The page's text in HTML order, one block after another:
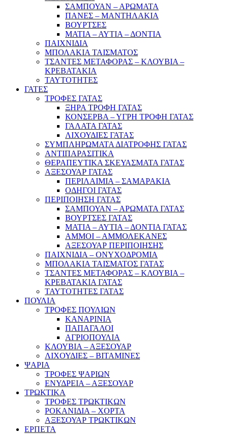
ΣΑΜΠΟΥΑΝ – ΑΡΩΜΑΤΑ
ΠΑΝΕΣ – ΜΑΝΤΗΛΑΚΙΑ
ΒΟΥΡΤΣΕΣ
ΜΑΤΙΑ – ΑΥΤΙΑ – ΔΟΝΤΙΑ
ΠΑΙΧΝΙΔΙΑ
ΜΠΟΛΑΚΙΑ ΤΑΙΣΜΑΤΟΣ
ΤΣΑΝΤΕΣ ΜΕΤΑΦΟΡΑΣ – ΚΛΟΥΒΙΑ –
ΚΡΕΒΑΤΑΚΙΑ
ΤΑΥΤΟΤΗΤΕΣ
ΓΑΤΕΣ
ΤΡΟΦΕΣ ΓΑΤΑΣ
ΞΗΡΑ ΤΡΟΦΗ ΓΑΤΑΣ
ΚΟΝΣΕΡΒΑ – ΥΓΡΗ ΤΡΟΦΗ ΓΑΤΑΣ
ΓΑΛΑΤΑ ΓΑΤΑΣ
ΛΙΧΟΥΔΙΕΣ ΓΑΤΑΣ
ΣΥΜΠΛΗΡΩΜΑΤΑ ΔΙΑΤΡΟΦΗΣ ΓΑΤΑΣ
ΑΝΤΙΠΑΡΑΣΙΤΙΚΑ
ΘΕΡΑΠΕΥΤΙΚΑ ΣΚΕΥΑΣΜΑΤΑ ΓΑΤΑΣ
ΑΞΕΣΟΥΑΡ ΓΑΤΑΣ
ΠΕΡΙΛΑΙΜΙΑ – ΣΑΜΑΡΑΚΙΑ
ΟΔΗΓΟΙ ΓΑΤΑΣ
ΠΕΡΙΠΟΙΗΣΗ ΓΑΤΑΣ
ΣΑΜΠΟΥΑΝ – ΑΡΩΜΑΤΑ ΓΑΤΑΣ
ΒΟΥΡΤΣΕΣ ΓΑΤΑΣ
ΜΑΤΙΑ – ΑΥΤΙΑ – ΔΟΝΤΙΑ ΓΑΤΑΣ
ΑΜΜΟΙ – ΑΜΜΟΛΕΚΑΝΕΣ
ΑΞΕΣΟΥΑΡ ΠΕΡΙΠΟΙΗΣΗΣ
ΠΑΙΧΝΙΔΙΑ – ΟΝΥΧΟΔΡΟΜΙΑ
ΜΠΟΛΑΚΙΑ ΤΑΙΣΜΑΤΟΣ ΓΑΤΑΣ
ΤΣΑΝΤΕΣ ΜΕΤΑΦΟΡΑΣ – ΚΛΟΥΒΙΑ –
ΚΡΕΒΑΤΑΚΙΑ ΓΑΤΑΣ
ΤΑΥΤΟΤΗΤΕΣ ΓΑΤΑΣ
ΠΟΥΛΙΑ
ΤΡΟΦΕΣ ΠΟΥΛΙΩΝ
ΚΑΝΑΡΙΝΙΑ
ΠΑΠΑΓΑΛΟΙ
ΑΓΡΙΟΠΟΥΛΙΑ
ΚΛΟΥΒΙΑ – ΑΞΕΣΟΥΑΡ
ΛΙΧΟΥΔΙΕΣ – ΒΙΤΑΜΙΝΕΣ
ΨΑΡΙΑ
ΤΡΟΦΕΣ ΨΑΡΙΩΝ
ΕΝΥΔΡΕΙΑ – ΑΞΕΣΟΥΑΡ
ΤΡΩΚΤΙΚΑ
ΤΡΟΦΕΣ ΤΡΩΚΤΙΚΩΝ
ΡΟΚΑΝΙΔΙΑ – ΧΟΡΤΑ
ΑΞΕΣΟΥΑΡ ΤΡΩΚΤΙΚΩΝ
ΕΡΠΕΤΑ